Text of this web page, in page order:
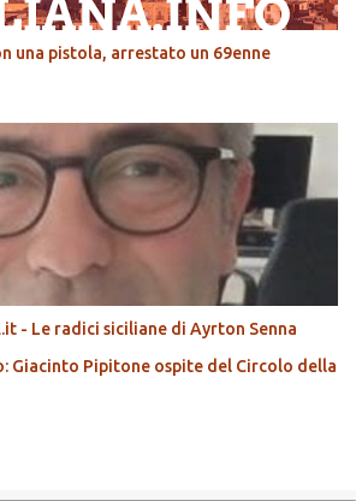
una pistola, arrestato un 69enne
- Le radici siciliane di Ayrton Senna
Giacinto Pipitone ospite del Circolo della